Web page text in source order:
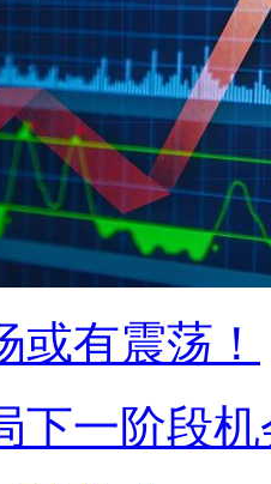
或有震荡！
下一阶段